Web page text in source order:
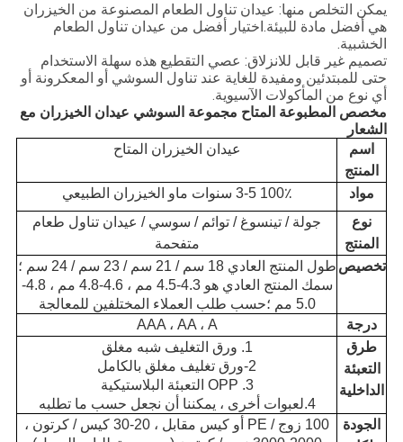
يمكن التخلص منها: عيدان تناول الطعام المصنوعة من الخيزران
هي أفضل مادة للبيئة.اختيار أفضل من عيدان تناول الطعام
الخشبية.
تصميم غير قابل للانزلاق: عصي التقطيع هذه سهلة الاستخدام
حتى للمبتدئين ومفيدة للغاية عند تناول السوشي أو المعكرونة أو
أي نوع من المأكولات الآسيوية.
مخصص المطبوعة المتاح مجموعة السوشي عيدان الخيزران مع
الشعار
اسم
المنتج
عيدان الخيزران المتاح
مواد
100٪ 3-5 سنوات ماو الخيزران الطبيعي
نوع
المنتج
جولة / تينسوغ / توائم / سوسي / عيدان تناول طعام
متفحمة
تخصيص
طول المنتج العادي 18 سم / 21 سم / 23 سم / 24 سم ؛
سمك المنتج العادي هو 4.3-4.5 مم ، 4.6-4.8 مم ، 4.8-
5.0 مم ؛حسب طلب العملاء المختلفين للمعالجة
درجة
AAA ، AA ، A
طرق
التعبئة
الداخلية
1. ورق التغليف شبه مغلق
2-ورق تغليف مغلق بالكامل
3. OPP التعبئة البلاستيكية
4.لعبوات أخرى ، يمكننا أن نجعل حسب ما تطلبه
الجودة
100 زوج / PE أو كيس مقابل ، 20-30 كيس / كرتون ،